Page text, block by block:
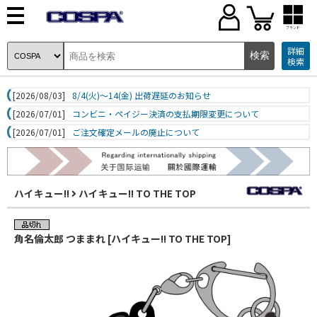
ブランド
詳細
検索
[2026/08/03]
8/4(火)～14(金) 出荷遅延のお知らせ
[2026/07/01]
コンビニ・ペイジー決済の支払期限変更について
[2026/07/01]
ご注文確定メールの廃止について
ハイキュー!! ハイキュー!! TO THE TOP
角名倫太郎 つままれ [ハイキュー!! TO THE TOP]